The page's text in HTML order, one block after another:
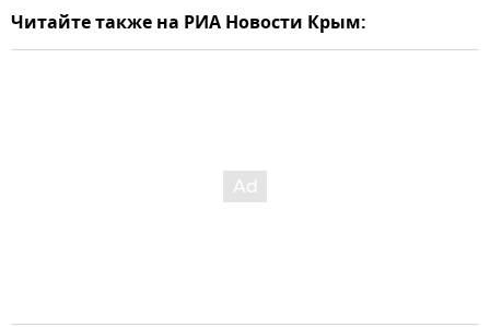
Читайте также на РИА Новости Крым: